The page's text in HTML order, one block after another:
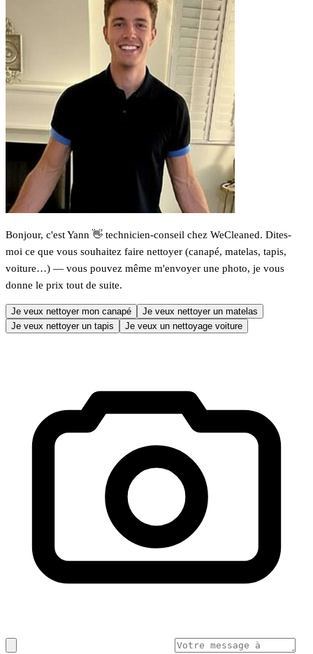
Bonjour, c'est Yann 👋 technicien-conseil chez WeCleaned. Dites-
moi ce que vous souhaitez faire nettoyer (canapé, matelas, tapis,
voiture…) — vous pouvez même m'envoyer une photo, je vous
donne le prix tout de suite.
Je veux nettoyer mon canapé
Je veux nettoyer un matelas
Je veux nettoyer un tapis
Je veux un nettoyage voiture